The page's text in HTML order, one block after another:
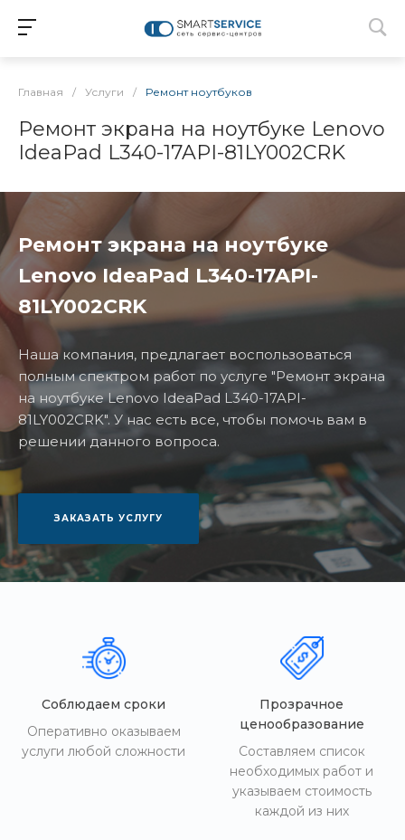
Главная / Услуги / Ремонт ноутбуков
Ремонт экрана на ноутбуке Lenovo
IdeaPad L340-17API-81LY002CRK
Ремонт экрана на ноутбуке
Lenovo IdeaPad L340-17API-
81LY002CRK
Наша компания, предлагает воспользоваться
полным спектром работ по услуге "Ремонт экрана
на ноутбуке Lenovo IdeaPad L340-17API-
81LY002CRK". У нас есть все, чтобы помочь вам в
решении данного вопроса.
ЗАКАЗАТЬ УСЛУГУ
Соблюдаем сроки
Оперативно оказываем
услуги любой сложности
Прозрачное
ценообразование
Составляем список
необходимых работ и
указываем стоимость
каждой из них